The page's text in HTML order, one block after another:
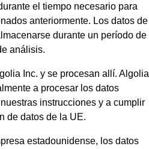
el tiempo necesario para
anteriormente. Los datos de
durante un período de
análisis.
Inc. y se procesan allí. Algolia
a procesar los datos
instrucciones y a cumplir
de datos de la UE.
estadounidense, los datos